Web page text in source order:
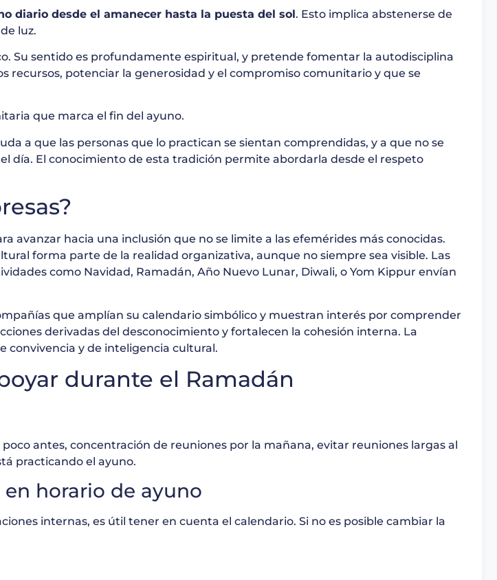
diario desde el amanecer hasta la puesta del sol. Esto implica abstenerse de
luz.
Su sentido es profundamente espiritual, y pretende fomentar la autodisciplina
recursos, potenciar la generosidad y el compromiso comunitario y que se
que marca el fin del ayuno.
a que las personas que lo practican se sientan comprendidas, y a que no se
día. El conocimiento de esta tradición permite abordarla desde el respeto
avanzar hacia una inclusión que no se limite a las efemérides más conocidas.
forma parte de la realidad organizativa, aunque no siempre sea visible. Las
como Navidad, Ramadán, Año Nuevo Lunar, Diwali, o Yom Kippur envían
que amplían su calendario simbólico y muestran interés por comprender
derivadas del desconocimiento y fortalecen la cohesión interna. La
convivencia y de inteligencia cultural.
durante el Ramadán
antes, concentración de reuniones por la mañana, evitar reuniones largas al
practicando el ayuno.
horario de ayuno
internas, es útil tener en cuenta el calendario. Si no es posible cambiar la